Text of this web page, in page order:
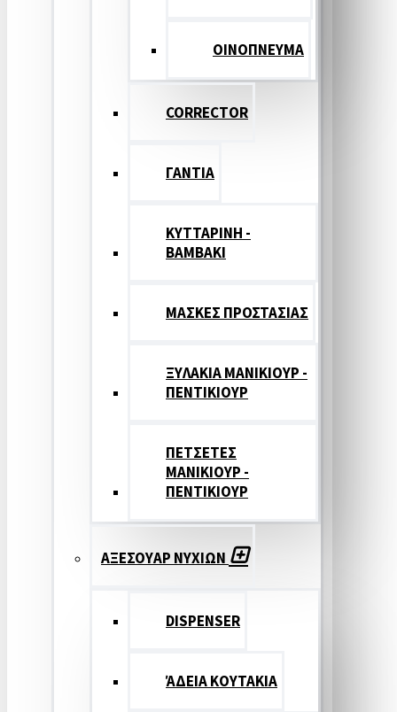
ΟΙΝΟΠΝΕΥΜΑ
CORRECTOR
ΓΑΝΤΙΑ
ΚΥΤΤΑΡΙΝΗ -
ΒΑΜΒΑΚΙ
ΜΑΣΚΕΣ ΠΡΟΣΤΑΣΙΑΣ
ΞΥΛΑΚΙΑ ΜΑΝΙΚΙΟΥΡ -
ΠΕΝΤΙΚΙΟΥΡ
ΠΕΤΣΕΤΕΣ
ΜΑΝΙΚΙΟΥΡ -
ΠΕΝΤΙΚΙΟΥΡ
ΑΞΕΣΟΥΑΡ ΝΥΧΙΩΝ
DISPENSER
ΆΔΕΙΑ ΚΟΥΤΑΚΙΑ